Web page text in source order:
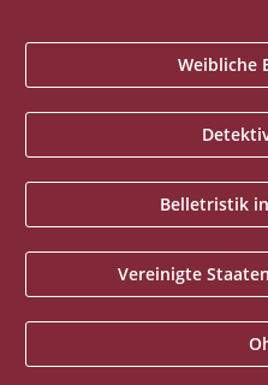
Weibliche
Belletristik
Vereinigte